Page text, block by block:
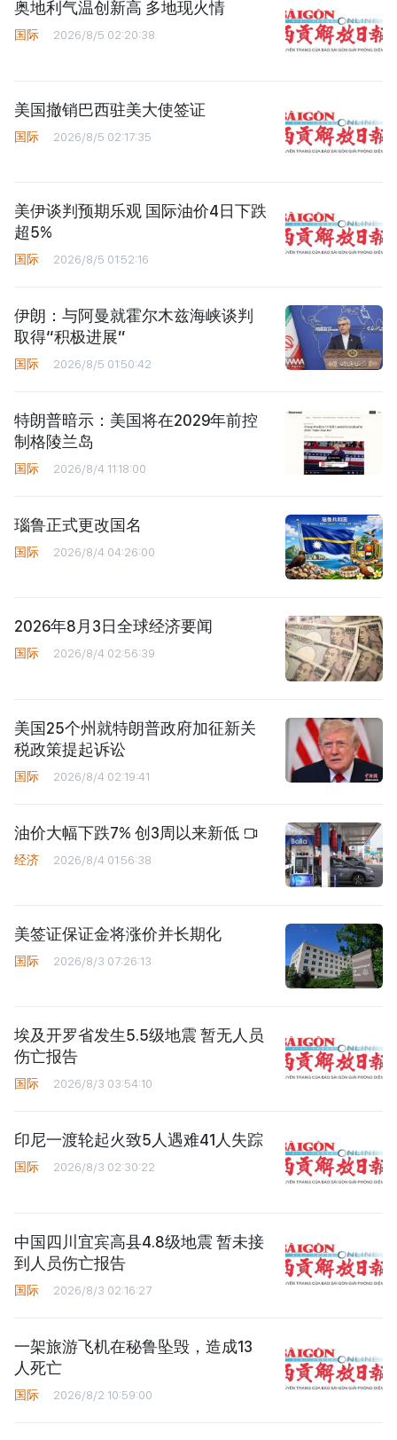
奥地利气温创新高 多地现火情
国际 2026/8/5 02:20:38
美国撤销巴西驻美大使签证
国际 2026/8/5 02:17:35
美伊谈判预期乐观 国际油价4日下跌
超5%
国际 2026/8/5 01:52:16
伊朗：与阿曼就霍尔木兹海峡谈判
取得“积极进展”
国际 2026/8/5 01:50:42
特朗普暗示：美国将在2029年前控
制格陵兰岛
国际 2026/8/4 11:18:00
瑙鲁正式更改国名
国际 2026/8/4 04:26:00
2026年8月3日全球经济要闻
国际 2026/8/4 02:56:39
美国25个州就特朗普政府加征新关
税政策提起诉讼
国际 2026/8/4 02:19:41
油价大幅下跌7% 创3周以来新低
经济 2026/8/4 01:56:38
美签证保证金将涨价并长期化
国际 2026/8/3 07:26:13
埃及开罗省发生5.5级地震 暂无人员
伤亡报告
国际 2026/8/3 03:54:10
印尼一渡轮起火致5人遇难41人失踪
国际 2026/8/3 02:30:22
中国四川宜宾高县4.8级地震 暂未接
到人员伤亡报告
国际 2026/8/3 02:16:27
一架旅游飞机在秘鲁坠毁，造成13
人死亡
国际 2026/8/2 10:59:00